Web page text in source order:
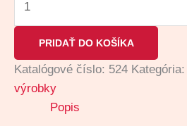
PRIDAŤ DO KOŠÍKA
Katalógové číslo: 524 Kategória:
výrobky
Popis